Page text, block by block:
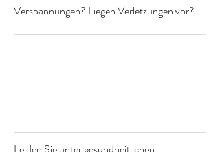
Verspannungen? Liegen Verletzungen vor?